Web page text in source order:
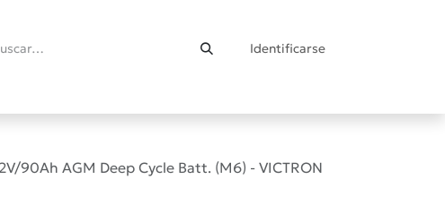
Identificarse
90Ah AGM Deep Cycle Batt. (M6) - VICTRON